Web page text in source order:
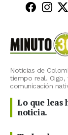
Noticias de
tiempo real.
comunicación
Lo que leas
noticia.